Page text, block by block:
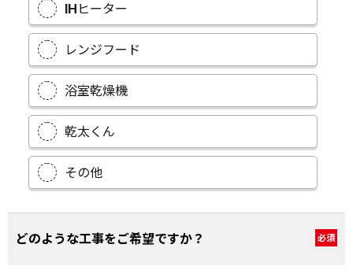
IHヒーター
レンジフード
浴室乾燥機
乾太くん
その他
どのような工事をご希望ですか？ 必須